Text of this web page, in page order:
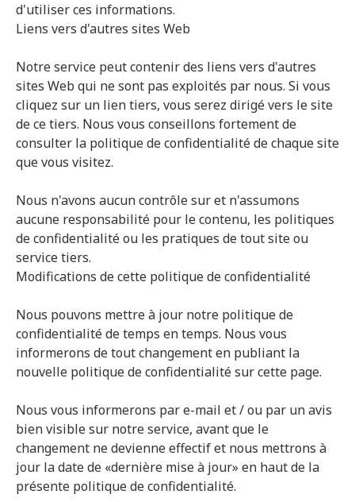
d'utiliser ces informations.
Liens vers d'autres sites Web
Notre service peut contenir des liens vers d'autres
sites Web qui ne sont pas exploités par nous. Si vous
cliquez sur un lien tiers, vous serez dirigé vers le site
de ce tiers. Nous vous conseillons fortement de
consulter la politique de confidentialité de chaque site
que vous visitez.
Nous n'avons aucun contrôle sur et n'assumons
aucune responsabilité pour le contenu, les politiques
de confidentialité ou les pratiques de tout site ou
service tiers.
Modifications de cette politique de confidentialité
Nous pouvons mettre à jour notre politique de
confidentialité de temps en temps. Nous vous
informerons de tout changement en publiant la
nouvelle politique de confidentialité sur cette page.
Nous vous informerons par e-mail et / ou par un avis
bien visible sur notre service, avant que le
changement ne devienne effectif et nous mettrons à
jour la date de «dernière mise à jour» en haut de la
présente politique de confidentialité.